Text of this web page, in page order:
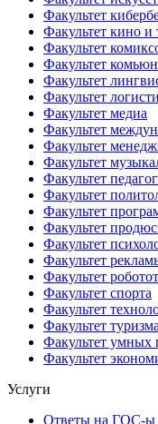
Факультет
Факультет кино и
Факультет
Факультет
Факультет
Факультет
Факультет медиа
Факультет
Факультет
Факультет
Факультет
Факультет
Факультет
Факультет
Факультет
Факультет
Факультет
Факультет спорта
Факультет
Факультет
Факультет умных
Факультет
Услуги
Ответы на ГОС-ы